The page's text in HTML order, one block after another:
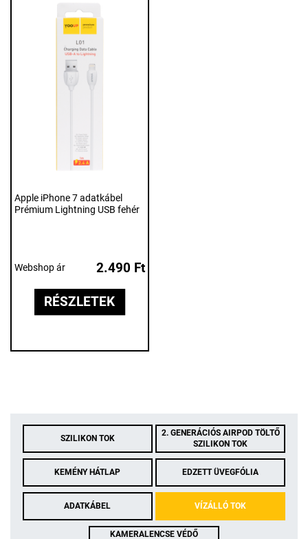
Apple iPhone 7 adatkábel
Prémium Lightning USB fehér
Webshop ár 2.490 Ft
RÉSZLETEK
SZILIKON TOK
2. GENERÁCIÓS AIRPOD TÖLTŐ
SZILIKON TOK
KEMÉNY HÁTLAP EDZETT ÜVEGFÓLIA
ADATKÁBEL VÍZÁLLÓ TOK
KAMERALENCSE VÉDŐ